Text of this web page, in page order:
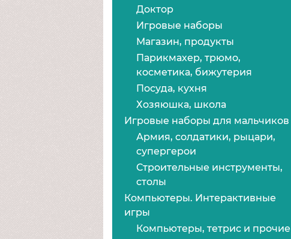
Доктор
Игровые наборы
Магазин, продукты
Парикмахер, трюмо,
косметика, бижутерия
Посуда, кухня
Хозяюшка, школа
Игровые наборы для мальчиков
Армия, солдатики, рыцари,
супергерои
Строительные инструменты,
столы
Компьютеры. Интерактивные
игры
Компьютеры, тетрис и прочие